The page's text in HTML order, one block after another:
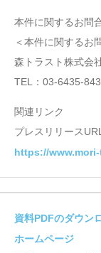
本件に関するお問
＜本件に関するお
森トラスト株式
TEL：03-6435-
関連リンク
プレスリリース
https://
資料PDFのダウン
ホームページ